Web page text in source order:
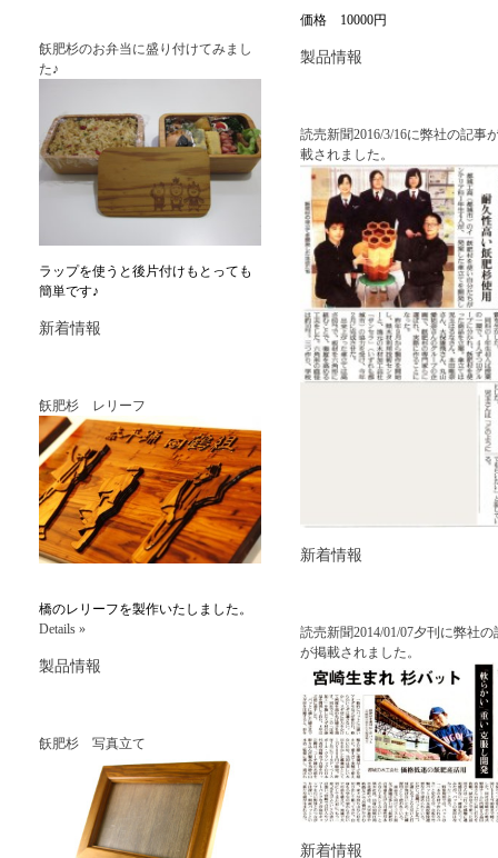
価格 10000円
製品情報
飫肥杉のお弁当に盛り付けてみまし
た♪
ラップを使うと後片付けもとっても
簡単です♪
新着情報
読売新聞2016/3/16に弊社の記事
載されました。
新着情報
飫肥杉 レリーフ
橋のレリーフを製作いたしました。
Details »
製品情報
読売新聞2014/01/07夕刊に弊社の
が掲載されました。
新着情報
飫肥杉 写真立て